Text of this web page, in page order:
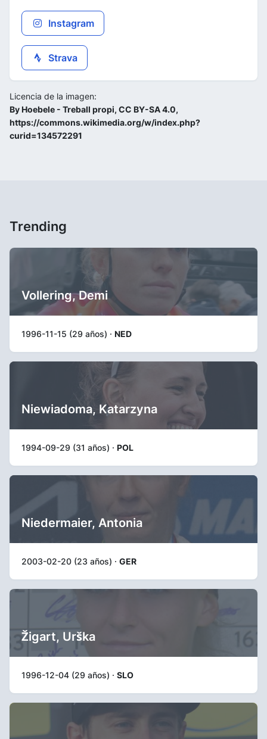
Instagram
Strava
Licencia de la imagen:
By Hoebele - Treball propi, CC BY-SA 4.0,
https://commons.wikimedia.org/w/index.php?
curid=134572291
Trending
Vollering, Demi
1996-11-15 (29 años) · NED
Niewiadoma, Katarzyna
1994-09-29 (31 años) · POL
Niedermaier, Antonia
2003-02-20 (23 años) · GER
Žigart, Urška
1996-12-04 (29 años) · SLO